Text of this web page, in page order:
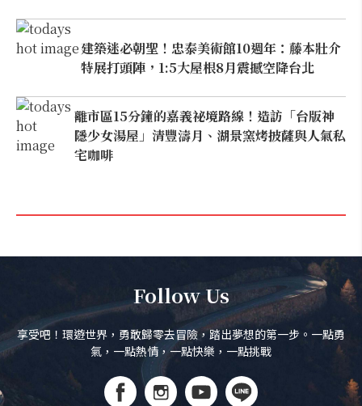
建築迷必朝聖！忠泰美術館10週年：藤本壯介
特展打頭陣，1:5大屋根8月震撼空降台北
離市區15分鐘的嘉義祕境路線！造訪「台版神
隱少女湯屋」清豐濤月、湖景窯烤披薩與人氣私
宅咖啡
Follow Us
享受吧！環遊世界，勇敢歸零去冒險，踏出夢想的第一步。一點勇
氣，一點熱情，一點快樂，一點挑戰